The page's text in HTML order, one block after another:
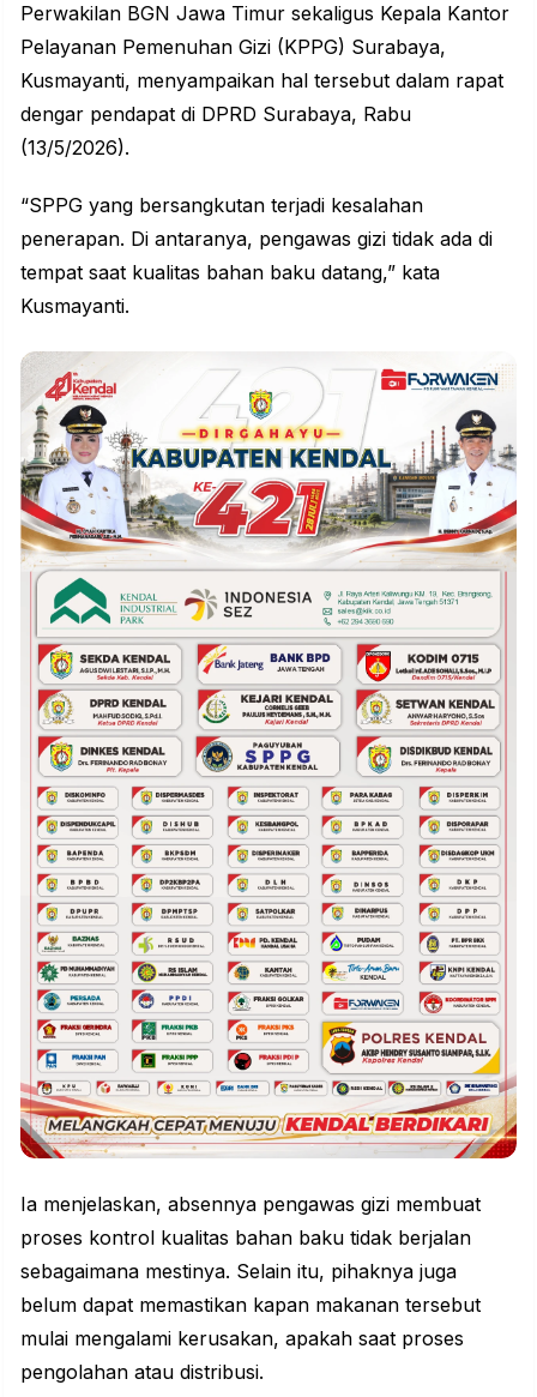
Perwakilan BGN Jawa Timur sekaligus Kepala Kantor
Pelayanan Pemenuhan Gizi (KPPG) Surabaya,
Kusmayanti, menyampaikan hal tersebut dalam rapat
dengar pendapat di DPRD Surabaya, Rabu
(13/5/2026).
“SPPG yang bersangkutan terjadi kesalahan
penerapan. Di antaranya, pengawas gizi tidak ada di
tempat saat kualitas bahan baku datang,” kata
Kusmayanti.
Ia menjelaskan, absennya pengawas gizi membuat
proses kontrol kualitas bahan baku tidak berjalan
sebagaimana mestinya. Selain itu, pihaknya juga
belum dapat memastikan kapan makanan tersebut
mulai mengalami kerusakan, apakah saat proses
pengolahan atau distribusi.